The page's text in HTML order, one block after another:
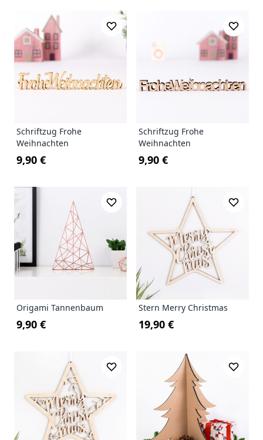
Schriftzug Frohe
Weihnachten
9,90 €
Schriftzug Frohe
Weihnachten
9,90 €
Origami Tannenbaum
9,90 €
Stern Merry Christmas
19,90 €